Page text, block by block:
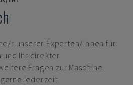
r unserer Experten/innen für
und Ihr direkter
Fragen zur Maschine.
jederzeit.